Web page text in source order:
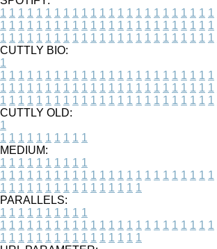
1 1 1 1 1 1 1 1 1 1 1 1 1 1 1 1 1 1 1 1 1 1 1 1
1 1 1 1 1 1 1 1 1 1 1 1 1 1 1 1 1 1 1 1 1 1 1 1
1 1 1 1 1 1 1 1 1 1 1 1 1 1 1 1 1 1 1 1 1 1 1 1
CUTTLY BIO:
1
1 1 1 1 1 1 1 1 1 1 1 1 1 1 1 1 1 1 1 1 1 1 1 1
1 1 1 1 1 1 1 1 1 1 1 1 1 1 1 1 1 1 1 1 1 1 1 1
1 1 1 1 1 1 1 1 1 1 1 1 1 1 1 1 1 1 1 1 1 1 1 1
CUTTLY OLD:
1
1 1 1 1 1 1 1 1 1 1
MEDIUM:
1 1 1 1 1 1 1 1 1 1
1 1 1 1 1 1 1 1 1 1 1 1 1 1 1 1 1 1 1 1 1 1 1 1
1 1 1 1 1 1 1 1 1 1 1 1 1 1 1 1
PARALLELS:
1 1 1 1 1 1 1 1 1 1
1 1 1 1 1 1 1 1 1 1 1 1 1 1 1 1 1 1 1 1 1 1 1 1
1 1 1 1 1 1 1 1 1 1 1 1 1 1 1 1